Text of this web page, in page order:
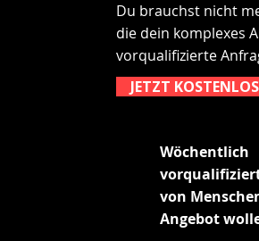
Du brauchst nicht
die dein komplexes
vorqualifizierte
JETZT
Wöchentlich
von
Angebot